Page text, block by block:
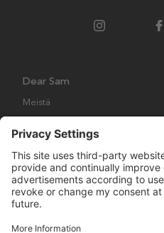
Dear Sam
Meistä